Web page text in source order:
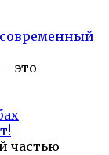
это
частью